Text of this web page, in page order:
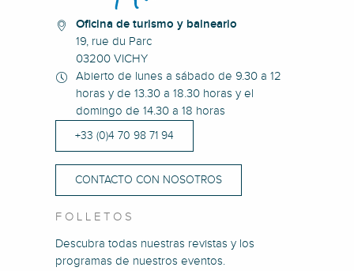
Oficina de turismo y balneario
19, rue du Parc
03200 VICHY
Abierto de lunes a sábado de 9.30 a 12
horas y de 13.30 a 18.30 horas y el
domingo de 14.30 a 18 horas
+33 (0)4 70 98 71 94
CONTACTO CON NOSOTROS
FOLLETOS
Descubra todas nuestras revistas y los
programas de nuestros eventos.